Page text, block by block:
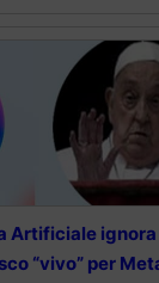
Artificiale
“vivo” per